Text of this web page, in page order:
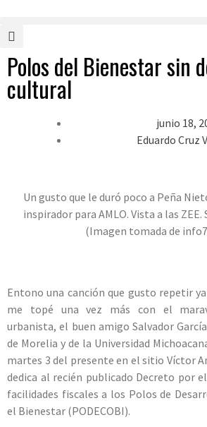
Polos del Bienestar sin
cultural
junio 18,
Eduardo Cruz
Un gusto que le duró poco a Peña
inspirador para AMLO. Vista a las ZEE.
(Imagen tomada de
Entono una canción que gusto repetir
me topé una vez más con el
urbanista, el buen amigo Salvador
de Morelia y de la Universidad
martes 3 del presente en el sitio Víctor
dedica al recién publicado Decreto por
facilidades fiscales a los Polos de
el Bienestar (PODECOBI).